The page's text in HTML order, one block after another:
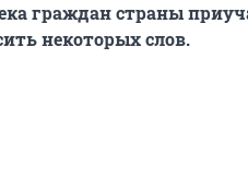
граждан страны
некоторых слов.